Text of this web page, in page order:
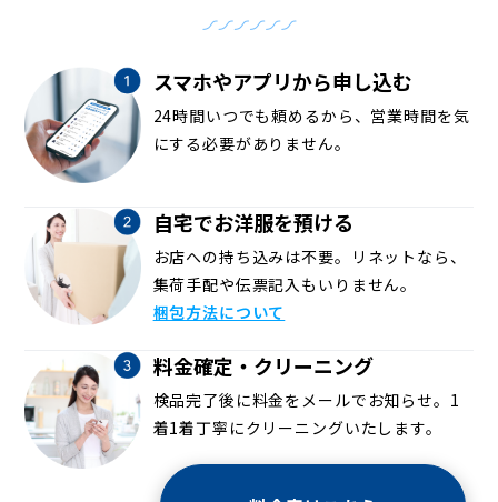
スマホやアプリから申し込む
24時間いつでも頼めるから、営業時間を気
にする必要がありません。
自宅でお洋服を預ける
お店への持ち込みは不要。リネットなら、
集荷手配や伝票記入もいりません。
梱包方法について
料金確定・クリーニング
検品完了後に料金をメールでお知らせ。1
着1着丁寧にクリーニングいたします。